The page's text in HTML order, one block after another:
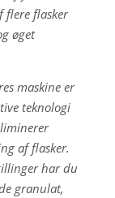
flere flasker
øget
maskine er
teknologi
af flasker.
har du
granulat,